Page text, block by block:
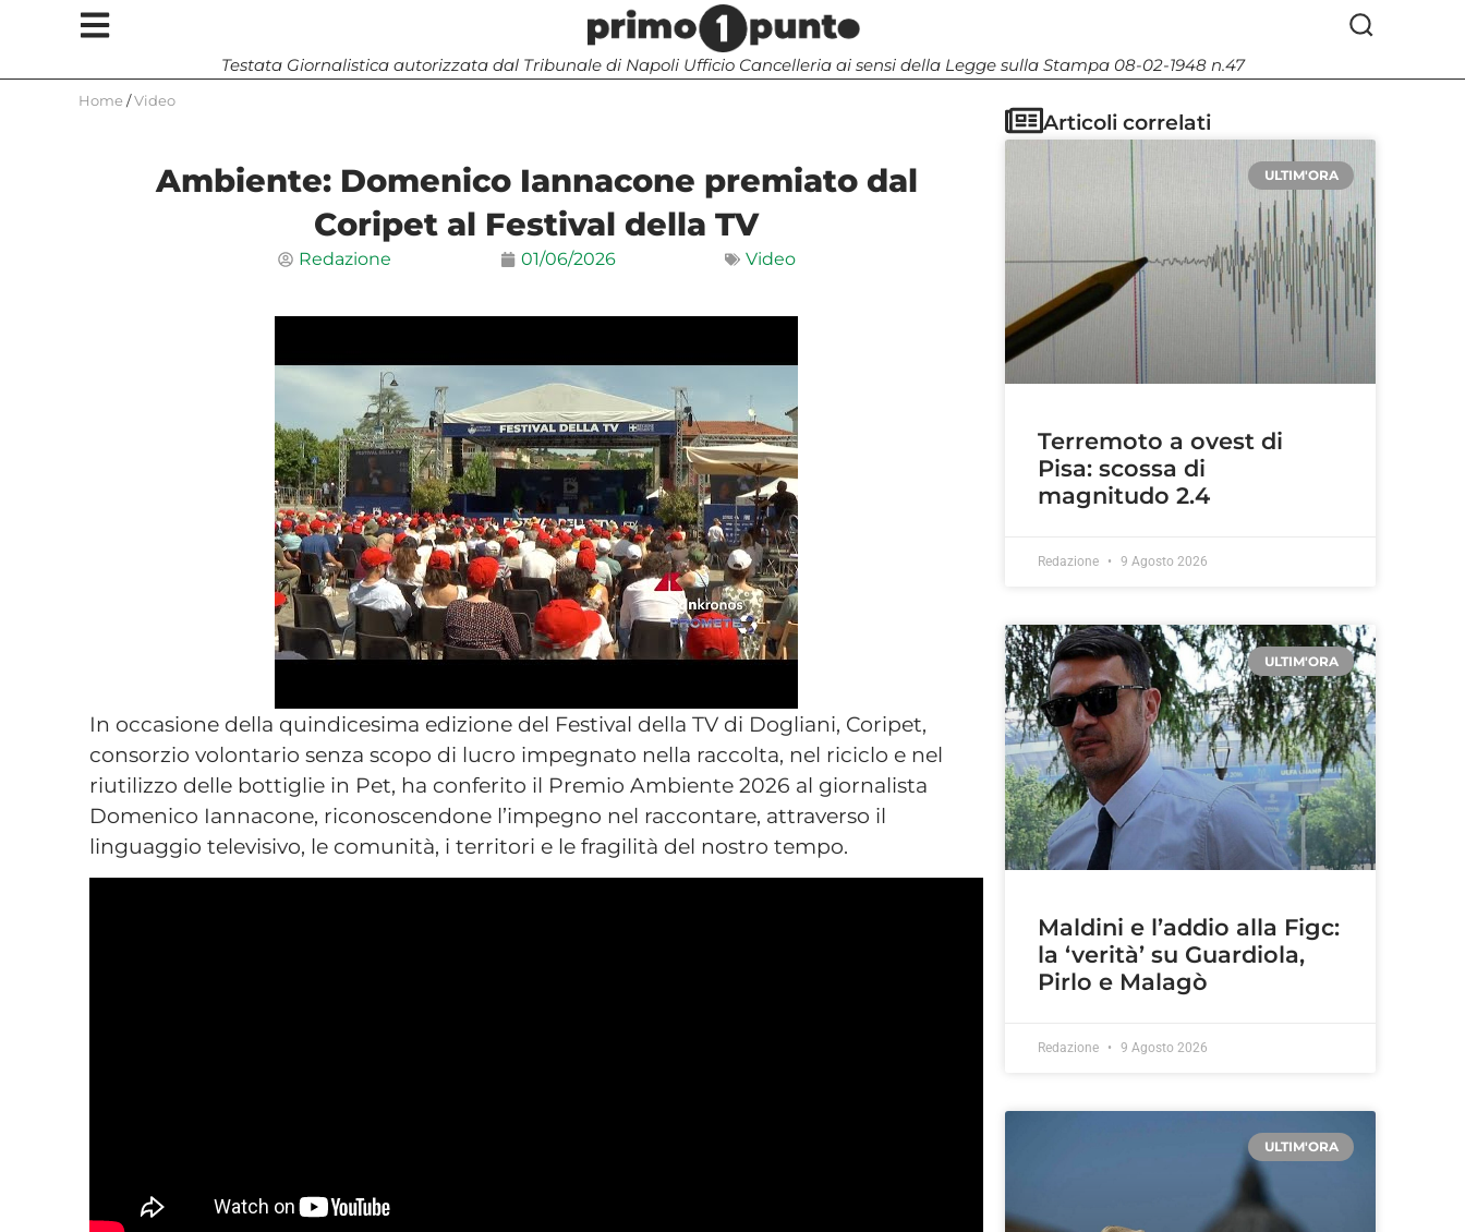
Testata Giornalistica autorizzata dal Tribunale di Napoli Ufficio Cancelleria ai sensi della Legge sulla Stampa 08-02-1948 n.47
Home /Video
Ambiente: Domenico Iannacone premiato dal
Coripet al Festival della TV
Redazione 01/06/2026 Video
In occasione della quindicesima edizione del Festival della TV di Dogliani, Coripet,
consorzio volontario senza scopo di lucro impegnato nella raccolta, nel riciclo e nel
riutilizzo delle bottiglie in Pet, ha conferito il Premio Ambiente 2026 al giornalista
Domenico Iannacone, riconoscendone l’impegno nel raccontare, attraverso il
linguaggio televisivo, le comunità, i territori e le fragilità del nostro tempo.
Articoli correlati
ULTIM'ORA
Terremoto a ovest di
Pisa: scossa di
magnitudo 2.4
Redazione 9 Agosto 2026
ULTIM'ORA
Maldini e l’addio alla Figc:
la ‘verità’ su Guardiola,
Pirlo e Malagò
Redazione 9 Agosto 2026
ULTIM'ORA